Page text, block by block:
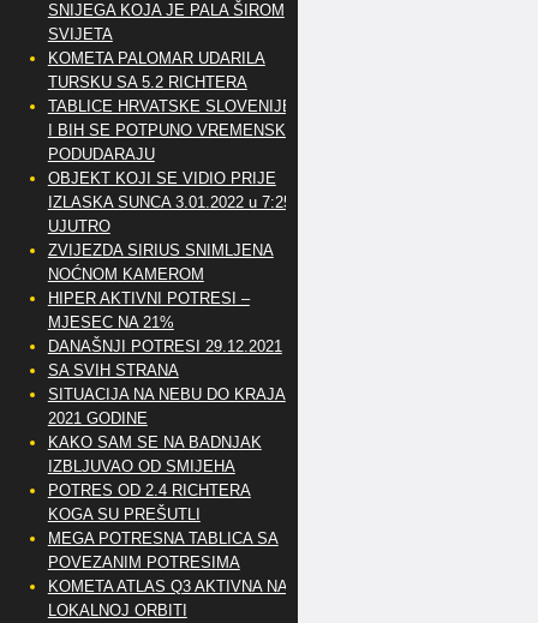
SNIJEGA KOJA JE PALA ŠIROM
SVIJETA
KOMETA PALOMAR UDARILA
TURSKU SA 5.2 RICHTERA
TABLICE HRVATSKE SLOVENIJE
I BIH SE POTPUNO VREMENSKI
PODUDARAJU
OBJEKT KOJI SE VIDIO PRIJE
IZLASKA SUNCA 3.01.2022 u 7:25
UJUTRO
ZVIJEZDA SIRIUS SNIMLJENA
NOĆNOM KAMEROM
HIPER AKTIVNI POTRESI –
MJESEC NA 21%
DANAŠNJI POTRESI 29.12.2021
SA SVIH STRANA
SITUACIJA NA NEBU DO KRAJA
2021 GODINE
KAKO SAM SE NA BADNJAK
IZBLJUVAO OD SMIJEHA
POTRES OD 2.4 RICHTERA
KOGA SU PREŠUTLI
MEGA POTRESNA TABLICA SA
POVEZANIM POTRESIMA
KOMETA ATLAS Q3 AKTIVNA NA
LOKALNOJ ORBITI